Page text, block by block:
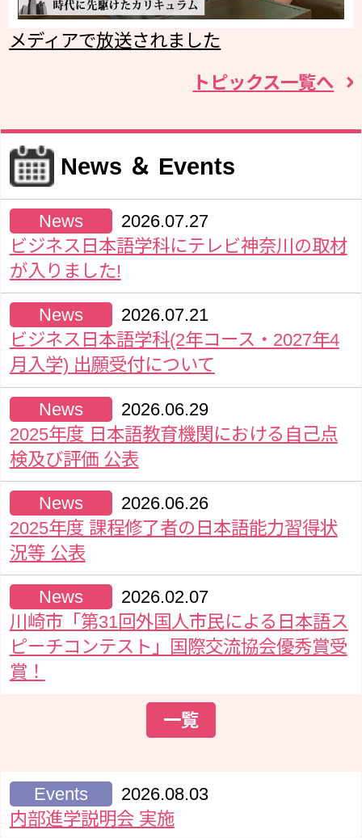
メディアで放送されました
トピックス一覧へ
News ＆ Events
News
2026.07.27
ビジネス日本語学科にテレビ神奈川の取材
が入りました!
News
2026.07.21
ビジネス日本語学科(2年コース・2027年4
月入学) 出願受付について
News
2026.06.29
2025年度 日本語教育機関における自己点
検及び評価 公表
News
2026.06.26
2025年度 課程修了者の日本語能力習得状
況等 公表
News
2026.02.07
川崎市「第31回外国人市民による日本語ス
ピーチコンテスト」国際交流協会優秀賞受
賞！
一覧
Events
2026.08.03
内部進学説明会 実施